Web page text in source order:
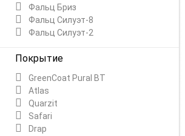
Фальц Бриз
Фальц Силуэт-8
Фальц Силуэт-2
Покрытие
GreenCoat Pural BT
Atlas
Quarzit
Safari
Drap